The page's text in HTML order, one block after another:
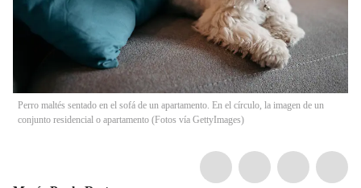
Perro maltés sentado en el sofá de un apartamento. En el círculo, la imagen de un
conjunto residencial o apartamento (Fotos vía GettyImages)